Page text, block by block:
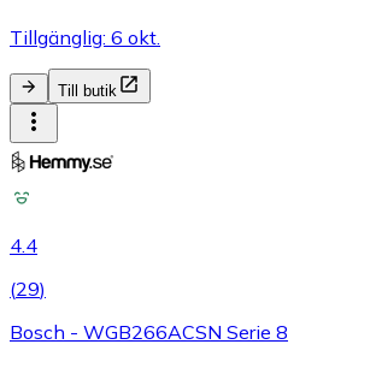
Tillgänglig: 6 okt.
Till butik
4.4
(29)
Bosch - WGB266ACSN Serie 8